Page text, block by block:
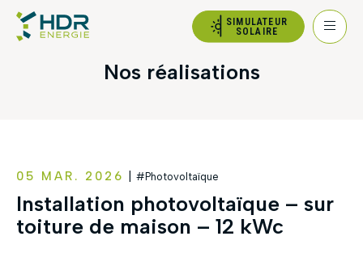
SIMULATEUR
SOLAIRE
Nos réalisations
05 MAR. 2026 #Photovoltaïque
Installation photovoltaïque – sur
toiture de maison – 12 kWc